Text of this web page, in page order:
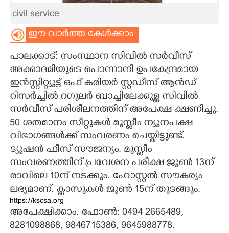
ASTRO
CARTOONS
LITERATURE
ZOOM
CONTACT US
civil service
ഈ വാർത്ത കേൾക്കാം
പാലക്കാട്: സംസ്ഥാന സിവിൽ സർവീസ്
അക്കാദമിയുടെ പൊന്നാനി ഉപകേന്ദ്രമായ
ഇൻസ്റ്റിറ്റ്യൂട്ട് ഒഫ് കരിയർ സ്റ്റഡീസ് ആൻഡ്
റിസർച്ചിൽ റഗുലർ ബാച്ചിലേക്കുള്ള സിവിൽ
സർവീസ് പരിശീലനത്തിന് അപേക്ഷ ക്ഷണിച്ചു.
50 ശതമാനം സീറ്റുകൾ മുസ്ലീം ന്യൂനപക്ഷ
വിഭാഗങ്ങൾക്ക് സംവരണം ചെയ്തിട്ടുണ്ട്.
ട്യൂഷൻ ഫീസ് സൗജന്യം. മുസ്ലീം
സംവരണത്തിന് പ്രവേശന പരീക്ഷ ജൂൺ 13ന്
രാവിലെ 10ന് നടക്കും. ഹോസ്റ്റൽ സൗകര്യം
ലഭ്യമാണ്. ക്ലാസുകൾ ജൂൺ 15ന് തുടങ്ങും.
https://kscsa.org
അപേക്ഷിക്കാം. ഫോൺ: 0494 2665489,
8281098868, 9846715386, 9645988778.